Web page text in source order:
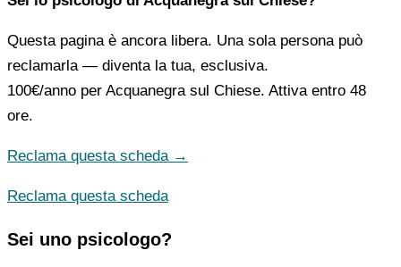
Questa pagina è ancora libera. Una sola persona può
reclamarla — diventa la tua, esclusiva.
100€/anno per Acquanegra sul Chiese. Attiva entro 48
ore.
Reclama questa scheda →
Reclama questa scheda
Sei uno psicologo?